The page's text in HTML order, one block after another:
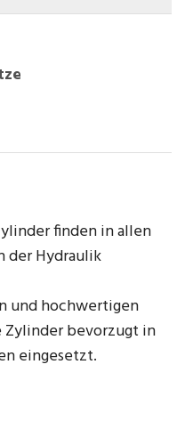
finden in allen
der Hydraulik
und hochwertigen
bevorzugt in
eingesetzt.